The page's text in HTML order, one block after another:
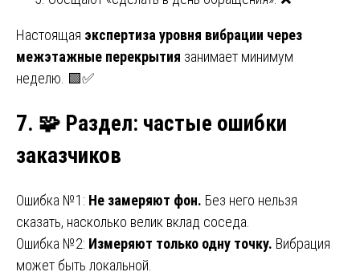
Настоящая экспертиза уровня вибрации через
межэтажные перекрытия занимает минимум
неделю. 🟩✅
7. 🧩 Раздел: частые ошибки
заказчиков
Ошибка №1: Не замеряют фон. Без него нельзя
сказать, насколько велик вклад соседа.
Ошибка №2: Измеряют только одну точку. Вибрация
может быть локальной.